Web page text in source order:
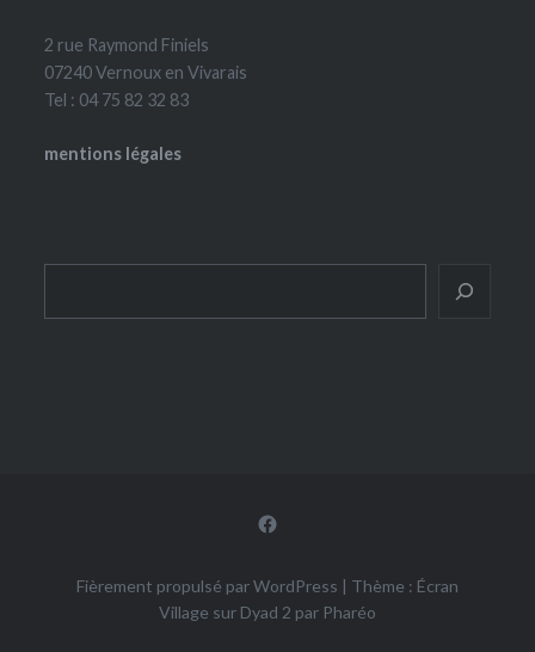
2 rue Raymond Finiels
07240 Vernoux en Vivarais
Tel : 04 75 82 32 83
mentions légales
Facebook
Fièrement propulsé par WordPress | Thème : Écran
Village sur Dyad 2 par Pharéo